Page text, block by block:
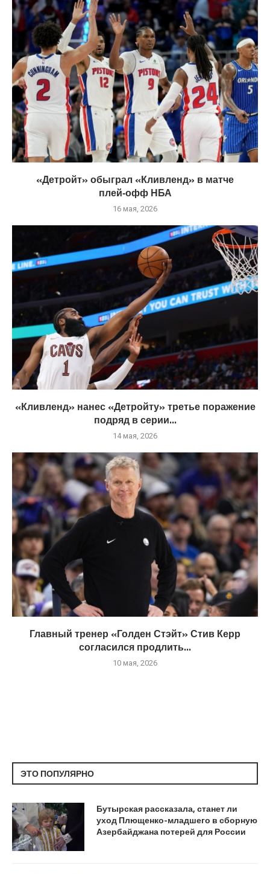
«Детройт» обыграл «Кливленд» в матче
плей‑офф НБА
16 мая, 2026
«Кливленд» нанес «Детройту» третье поражение
подряд в серии...
14 мая, 2026
Главный тренер «Голден Стэйт» Стив Керр
согласился продлить...
10 мая, 2026
ЭТО ПОПУЛЯРНО
Бутырская рассказала, станет ли
уход Плющенко-младшего в сборную
Азербайджана потерей для России